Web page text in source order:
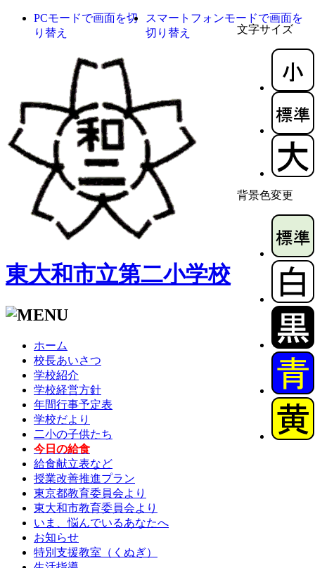
文字サイズ
背景色変更
PCモードで画面を切
り替え
スマートフォンモードで画面を
切り替え
東大和市立第二小学校
ホーム
校長あいさつ
学校紹介
学校経営方針
年間行事予定表
学校だより
二小の子供たち
今日の給食
給食献立表など
授業改善推進プラン
東京都教育委員会より
東大和市教育委員会より
いま、悩んでいるあなたへ
お知らせ
特別支援教室（くぬぎ）